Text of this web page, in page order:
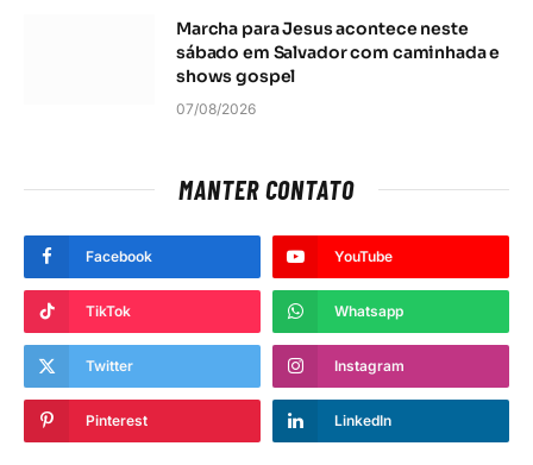
Marcha para Jesus acontece neste
sábado em Salvador com caminhada e
shows gospel
07/08/2026
MANTER CONTATO
Facebook YouTube
TikTok Whatsapp
Twitter Instagram
Pinterest LinkedIn